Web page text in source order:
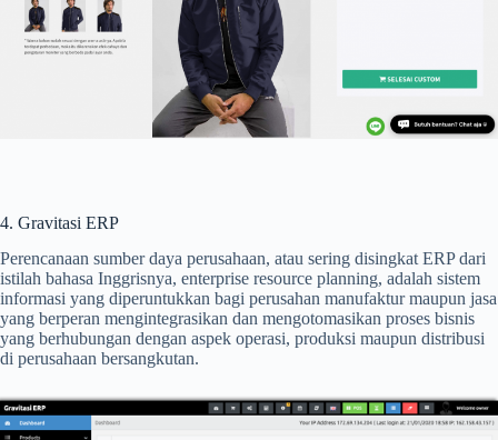
4. Gravitasi ERP
Perencanaan sumber daya perusahaan, atau sering disingkat ERP dari
istilah bahasa Inggrisnya, enterprise resource planning, adalah sistem
informasi yang diperuntukkan bagi perusahan manufaktur maupun jasa
yang berperan mengintegrasikan dan mengotomasikan proses bisnis
yang berhubungan dengan aspek operasi, produksi maupun distribusi
di perusahaan bersangkutan.